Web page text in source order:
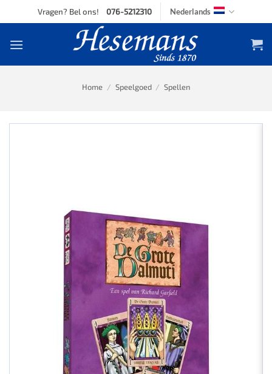
to
Vragen? Bel ons! 076-5212310 Nederlands
Home / Speelgoed / Spellen